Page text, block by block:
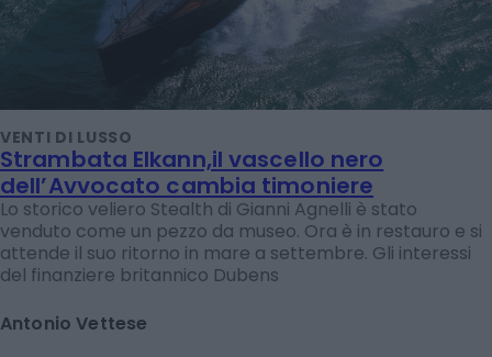
VENTI DI LUSSO
Strambata Elkann,il vascello nero
dell’Avvocato cambia timoniere
Lo storico veliero Stealth di Gianni Agnelli è stato
venduto come un pezzo da museo. Ora è in restauro e si
attende il suo ritorno in mare a settembre. Gli interessi
del finanziere britannico Dubens
Antonio Vettese